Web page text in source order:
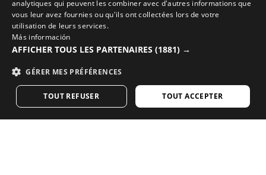
COMPLÉTEZ VOTRE LOOK AVEC LES MEILLEURS
ÉQUIPEMENTS DE CYCLISME
Découvrez les nouveautés cyclisme sur la boutique
VISITEZ NOTRE BOUTIQUE
GREEK
analytiques qui peuvent les combiner avec d'autres informations que
vous leur avez fournies ou qu'ils ont collectées lors de votre
utilisation de leurs services.
Más información
AFFICHER TOUS LES PARTENAIRES (1881) →
GÉRER MES PRÉFÉRENCES
TOUT ACCEPTER
TOUT REFUSER